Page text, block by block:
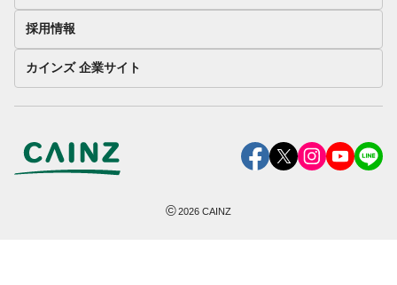
採用情報
カインズ 企業サイト
©2026 CAINZ